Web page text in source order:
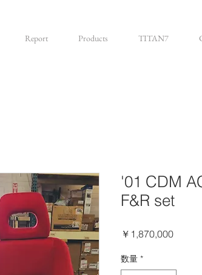
Report Products TITAN7
'01 CDM
F&R set
￥1,870,000価
数量 *